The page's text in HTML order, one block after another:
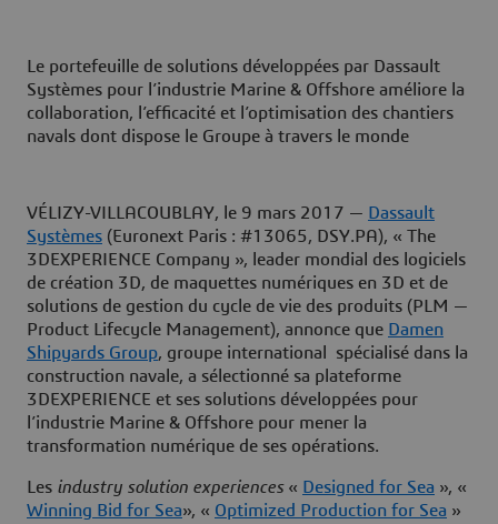
Le portefeuille de solutions développées par Dassault
Systèmes pour l’industrie Marine & Offshore améliore la
collaboration, l’efficacité et l’optimisation des chantiers
navals dont dispose le Groupe à travers le monde
VÉLIZY-VILLACOUBLAY, le 9 mars 2017 — Dassault
Systèmes (Euronext Paris : #13065, DSY.PA), « The
3DEXPERIENCE Company », leader mondial des logiciels
de création 3D, de maquettes numériques en 3D et de
solutions de gestion du cycle de vie des produits (PLM —
Product Lifecycle Management), annonce que Damen
Shipyards Group, groupe international spécialisé dans la
construction navale, a sélectionné sa plateforme
3DEXPERIENCE et ses solutions développées pour
l’industrie Marine & Offshore pour mener la
transformation numérique de ses opérations.
Les industry solution experiences« Designed for Sea », «
Winning Bid for Sea», « Optimized Production for Sea »